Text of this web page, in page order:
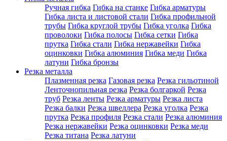
Ручная гибка Гибка на станке Гибка арматуры
Гибка листа и листовой стали Гибка профильной
трубы Гибка круглой трубы Гибка уголка Гибка
проволоки Гибка полосы Гибка сетки Гибка
прутка Гибка стали Гибка нержавейки Гибка
оцинковки Гибка алюминия Гибка меди Гибка
латуни Гибка бронзы
Резка металла
Плазменная резка Газовая резка Резка гильотиной
Ленточнопильная резка Резка болгаркой Резка
труб Резка ленты Резка арматуры Резка листа
Резка балки Резка швеллера Резка уголка Резка
прутка Резка профиля Резка стали Резка алюминия
Резка нержавейки Резка оцинковки Резка меди
Резка титана Резка латуни